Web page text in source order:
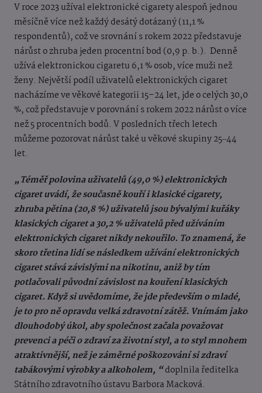
V roce 2023 užíval elektronické cigarety alespoň jednou
měsíčně více než každý desátý dotázaný (11,1 %
respondentů), což ve srovnání s rokem 2022 představuje
nárůst o zhruba jeden procentní bod (0,9 p. b.). Denně
užívá elektronickou cigaretu 6,1 % osob, více muži než
ženy. Největší podíl uživatelů elektronických cigaret
nacházíme ve věkové kategorii 15–24 let, jde o celých 30,0
%, což představuje v porovnání s rokem 2022 nárůst o více
než 5 procentních bodů. V posledních třech letech
můžeme pozorovat nárůst také u věkové skupiny 25‒44
let.
„Téměř polovina uživatelů (49,0 %) elektronických
cigaret uvádí, že současně kouří i klasické cigarety,
zhruba pětina (20,8 %) uživatelů jsou bývalými kuřáky
klasických cigaret a 30,2 % uživatelů před užíváním
elektronických cigaret nikdy nekouřilo. To znamená, že
skoro třetina lidí se následkem užívání elektronických
cigaret stává závislými na nikotinu, aniž by tím
potlačovali původní závislost na kouření klasických
cigaret. Když si uvědomíme, že jde především o mladé,
je to pro ně opravdu velká zdravotní zátěž. Vnímám jako
dlouhodobý úkol, aby společnost začala považovat
prevenci a péči o zdraví za životní styl, a to styl mnohem
atraktivnější, než je záměrné poškozování si zdraví
tabákovými výrobky a alkoholem, “doplnila ředitelka
Státního zdravotního ústavu Barbora Macková.